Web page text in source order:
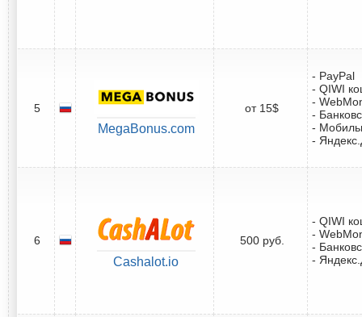
5
MegaBonus.com
от 15$
- PayPal
- QIWI
-
-
-
-
6
Cashalot.io
500 руб.
- QIWI
-
-
-